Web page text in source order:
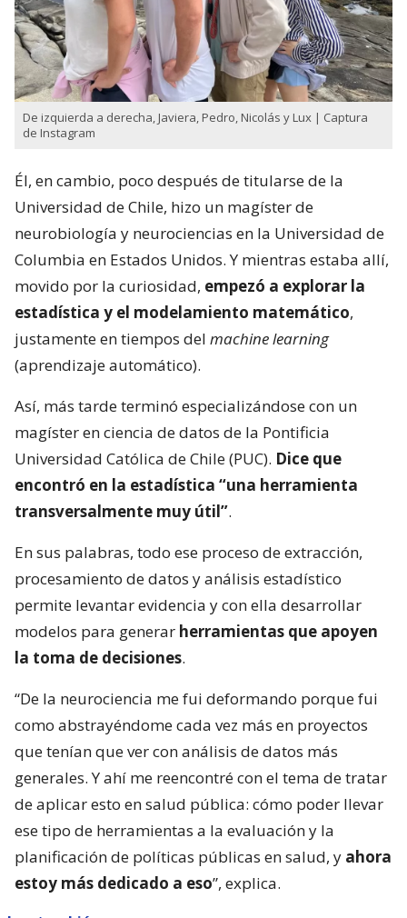
De izquierda a derecha, Javiera, Pedro, Nicolás y Lux | Captura
de Instagram
Él, en cambio, poco después de titularse de la
Universidad de Chile, hizo un magíster de
neurobiología y neurociencias en la Universidad de
Columbia en Estados Unidos. Y mientras estaba allí,
movido por la curiosidad, empezó a explorar la
estadística y el modelamiento matemático,
justamente en tiempos del machine learning
(aprendizaje automático).
Así, más tarde terminó especializándose con un
magíster en ciencia de datos de la Pontificia
Universidad Católica de Chile (PUC). Dice que
encontró en la estadística “una herramienta
transversalmente muy útil”.
En sus palabras, todo ese proceso de extracción,
procesamiento de datos y análisis estadístico
permite levantar evidencia y con ella desarrollar
modelos para generar herramientas que apoyen
la toma de decisiones.
“De la neurociencia me fui deformando porque fui
como abstrayéndome cada vez más en proyectos
que tenían que ver con análisis de datos más
generales. Y ahí me reencontré con el tema de tratar
de aplicar esto en salud pública: cómo poder llevar
ese tipo de herramientas a la evaluación y la
planificación de políticas públicas en salud, y ahora
estoy más dedicado a eso”, explica.